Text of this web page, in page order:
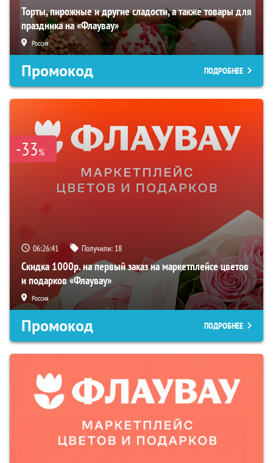
Торты, пирожные и другие сладости, а также товары для
праздника на «Флаувау»
Россия
Промокод ПОДРОБНЕЕ
-33%
06:26:40 Получили: 18
Скидка 1000р. на первый заказ на маркетплейсе цветов
и подарков «Флаувау»
Россия
Промокод ПОДРОБНЕЕ